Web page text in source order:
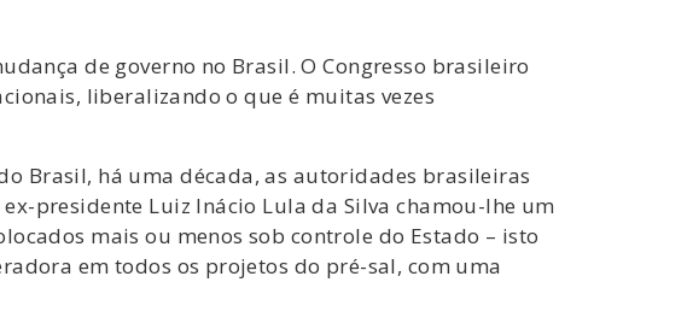
de governo no Brasil. O Congresso brasileiro
liberalizando o que é muitas vezes
Brasil, há uma década, as autoridades brasileiras
presidente Luiz Inácio Lula da Silva chamou-lhe um
mais ou menos sob controle do Estado – isto
em todos os projetos do pré-sal, com uma